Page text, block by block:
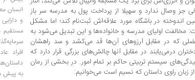
جز وصال ندارد و سهیلا از پرداخت پول به مدرسه سر باز
اندوخته در باشگاه مورد علاقه‌اش ثبت‌نام کند؛ اما مشکل
اولیای مدرسه و خانواده‌ها و این تبدیل می‌شود به
که در مقابل آرزوهای آن‌ها قد می‌کشد و سد راهشان
درمی‌یابند در مقابل آنها چالش‌های بزرگی قرار دارد که
سیستم تربیتی حاکم بر تمام امور. در بخشی از رمان
زبان راوی داستان که نسیم است می‌خوانیم:
انسان
و
مستقیم
افراد
به پیش